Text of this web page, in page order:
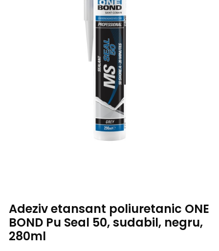
Adeziv etansant poliuretanic ONE
BOND Pu Seal 50, sudabil, negru,
280ml